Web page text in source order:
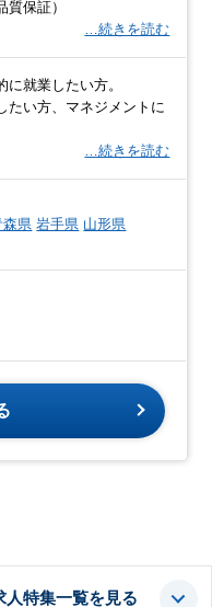
質保証）
…続きを読む
に就業したい方。
たい方、マネジメントに
…続きを読む
森県 岩手県 山形県
特集一覧を見る